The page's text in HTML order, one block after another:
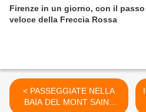
Firenze in un giorno, con il passo
veloce della Freccia Rossa
< PASSEGGIATE NELLA
BAIA DEL MONT SAINT